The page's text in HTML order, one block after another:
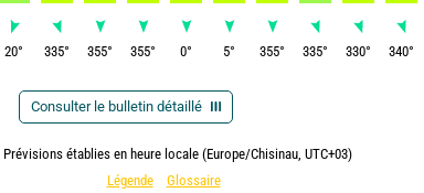
20° 335° 355° 355° 0° 5° 355° 335° 330° 340°
Consulter le bulletin détaillé
Prévisions établies en heure locale (Europe/Chisinau, UTC+03)
Légende
Glossaire